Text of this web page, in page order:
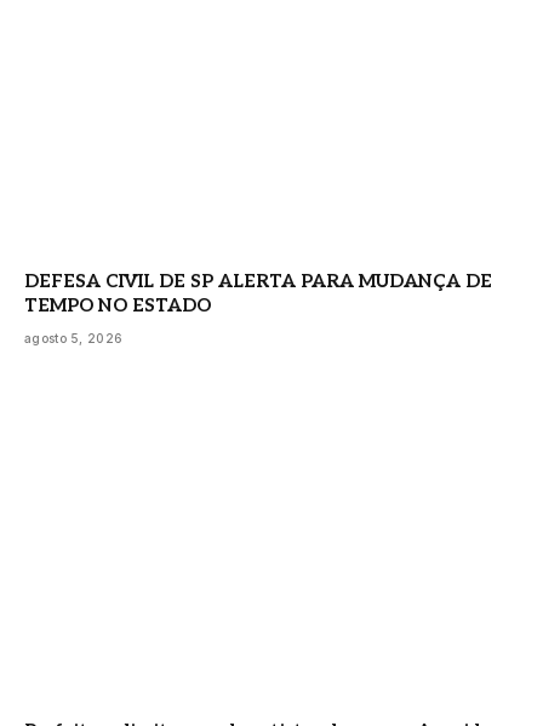
DEFESA CIVIL DE SP ALERTA PARA MUDANÇA DE
TEMPO NO ESTADO
agosto 5, 2026